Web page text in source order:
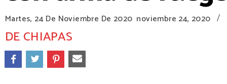
Martes, 24 De Noviembre De 2020 noviembre 24, 2020 /
DE CHIAPAS